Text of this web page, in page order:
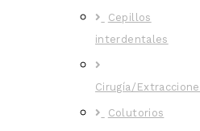
Cepillos
interdentales
Cirugía/
Colutorios